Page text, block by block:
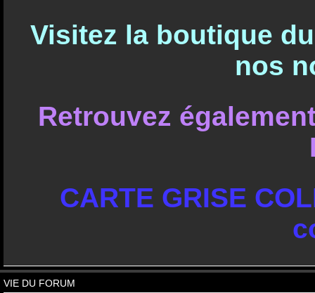
Visitez la boutique
nos
Retrouvez
CARTE GRISE
VIE DU FORUM